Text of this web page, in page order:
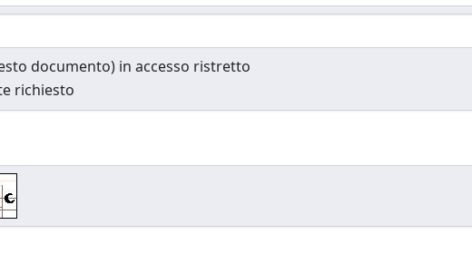
documento) in accesso ristretto
richiesto